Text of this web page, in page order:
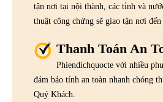
tận nơi tại nội thành, các tỉnh và
thuật công chứng sẽ giao tận nơi đến
Thanh Toán An
Phiendichquocte với nhiều
đảm bảo tính an toàn nhanh chóng
Quý Khách.